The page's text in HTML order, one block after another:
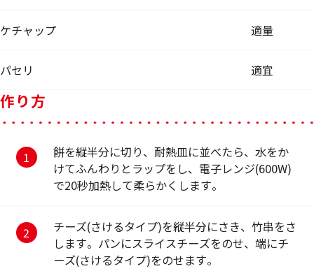
ケチャップ 適量
パセリ 適宜
作り方
餅を縦半分に切り、耐熱皿に並べたら、水をか
けてふんわりとラップをし、電子レンジ(600W)
で20秒加熱して柔らかくします。
チーズ(さけるタイプ)を縦半分にさき、竹串をさ
します。パンにスライスチーズをのせ、端にチ
ーズ(さけるタイプ)をのせます。